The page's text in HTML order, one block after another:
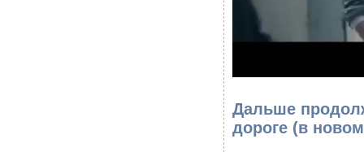
Дальше
дороге (в